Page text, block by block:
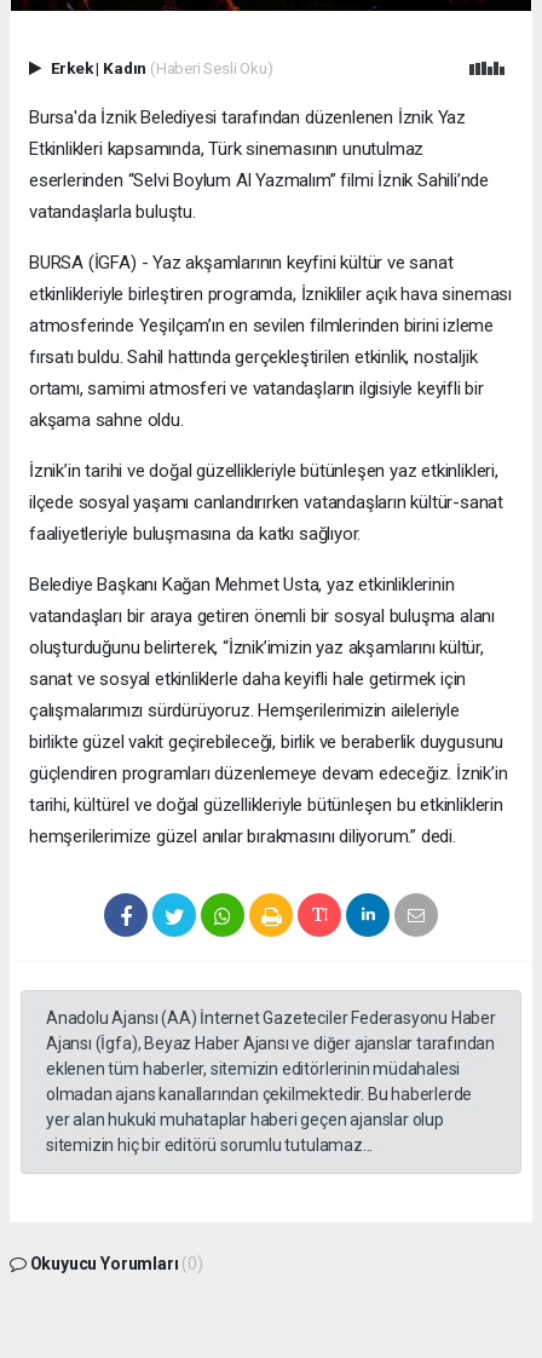
Erkek| Kadın (Haberi Sesli Oku)
Bursa'da İznik Belediyesi tarafından düzenlenen İznik Yaz
Etkinlikleri kapsamında, Türk sinemasının unutulmaz
eserlerinden “Selvi Boylum Al Yazmalım” filmi İznik Sahili’nde
vatandaşlarla buluştu.
BURSA (İGFA) - Yaz akşamlarının keyfini kültür ve sanat
etkinlikleriyle birleştiren programda, İznikliler açık hava sineması
atmosferinde Yeşilçam’ın en sevilen filmlerinden birini izleme
fırsatı buldu. Sahil hattında gerçekleştirilen etkinlik, nostaljik
ortamı, samimi atmosferi ve vatandaşların ilgisiyle keyifli bir
akşama sahne oldu.
İznik’in tarihi ve doğal güzellikleriyle bütünleşen yaz etkinlikleri,
ilçede sosyal yaşamı canlandırırken vatandaşların kültür-sanat
faaliyetleriyle buluşmasına da katkı sağlıyor.
Belediye Başkanı Kağan Mehmet Usta, yaz etkinliklerinin
vatandaşları bir araya getiren önemli bir sosyal buluşma alanı
oluşturduğunu belirterek, “İznik’imizin yaz akşamlarını kültür,
sanat ve sosyal etkinliklerle daha keyifli hale getirmek için
çalışmalarımızı sürdürüyoruz. Hemşerilerimizin aileleriyle
birlikte güzel vakit geçirebileceği, birlik ve beraberlik duygusunu
güçlendiren programları düzenlemeye devam edeceğiz. İznik’in
tarihi, kültürel ve doğal güzellikleriyle bütünleşen bu etkinliklerin
hemşerilerimize güzel anılar bırakmasını diliyorum.” dedi.
Anadolu Ajansı (AA) İnternet Gazeteciler Federasyonu Haber
Ajansı (İgfa), Beyaz Haber Ajansı ve diğer ajanslar tarafından
eklenen tüm haberler, sitemizin editörlerinin müdahalesi
olmadan ajans kanallarından çekilmektedir. Bu haberlerde
yer alan hukuki muhataplar haberi geçen ajanslar olup
sitemizin hiç bir editörü sorumlu tutulamaz...
Okuyucu Yorumları (0)